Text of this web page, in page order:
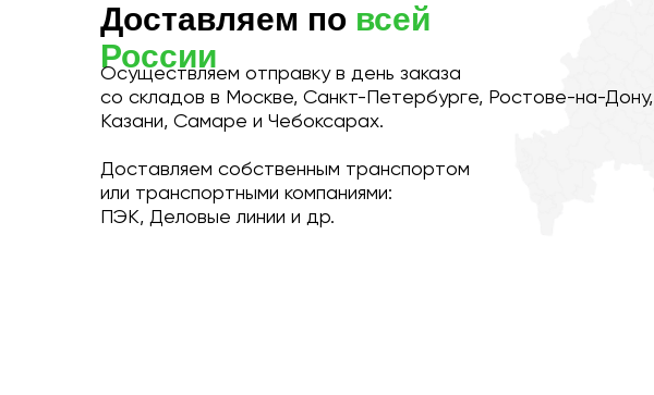
Доставляем по всей
России
Осуществляем отправку в день заказа
со складов в Москве, Санкт-Петербурге, Ростове-на-Дону,
Казани, Самаре и Чебоксарах.
Доставляем собственным транспортом
или транспортными компаниями:
ПЭК, Деловые линии и др.